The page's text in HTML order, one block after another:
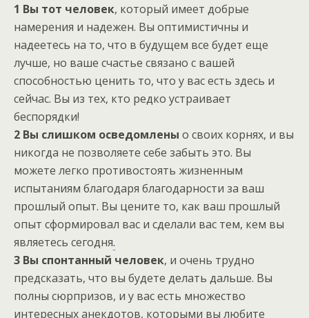
1 Вы тот человек, который имеет добрые
намерения и надежен. Вы оптимистичны и
надеетесь на то, что в будущем все будет еще
лучше, но ваше счастье связано с вашей
способностью ценить то, что у вас есть здесь и
сейчас. Вы из тех, кто редко устраивает
беспорядки!
2 Вы слишком осведомлены о своих корнях, и вы
никогда не позволяете себе забыть это. Вы
можете легко противостоять жизненным
испытаниям благодаря благодарности за ваш
прошлый опыт. Вы цените то, как ваш прошлый
опыт сформировал вас и сделали вас тем, кем вы
являетесь сегодня.
3 Вы спонтанный человек, и очень трудно
предсказать, что вы будете делать дальше. Вы
полны сюрпризов, и у вас есть множество
интересных анекдотов, которыми вы любите